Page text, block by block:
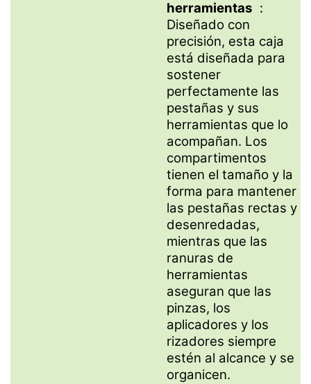
herramientas ：
Diseñado con
precisión, esta caja
está diseñada para
sostener
perfectamente las
pestañas y sus
herramientas que lo
acompañan. Los
compartimentos
tienen el tamaño y la
forma para mantener
las pestañas rectas y
desenredadas,
mientras que las
ranuras de
herramientas
aseguran que las
pinzas, los
aplicadores y los
rizadores siempre
estén al alcance y se
organicen.